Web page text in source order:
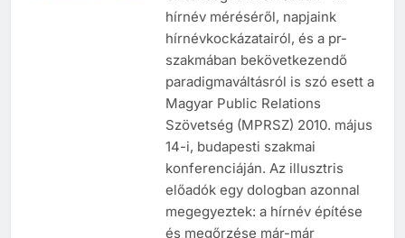
biztonsági őrt felveszek” A
hírnév méréséről, napjaink
hírnévkockázatairól, és a pr-
szakmában bekövetkezendő
paradigmaváltásról is szó esett a
Magyar Public Relations
Szövetség (MPRSZ) 2010. május
14-i, budapesti szakmai
konferenciáján. Az illusztris
előadók egy dologban azonnal
megegyeztek: a hírnév építése